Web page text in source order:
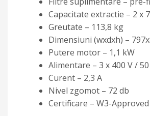
Capacitate extractie – 2 x
Greutate – 113,8 kg
Dimensiuni (wxdxh) –
Putere motor – 1,1 kW
Alimentare – 3 x 400 V /
Curent – 2,3 A
Nivel zgomot – 72 db
Certificare – W3-Approved